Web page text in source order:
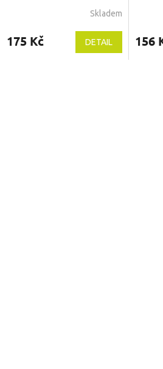
Skladem
175 Kč DETAIL 156